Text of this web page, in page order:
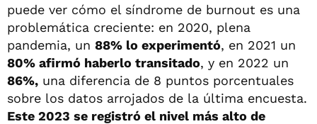
puede ver cómo el síndrome de burnout es una
problemática creciente: en 2020, plena
pandemia, un 88% lo experimentó, en 2021 un
80% afirmó haberlo transitado, y en 2022 un
86%, una diferencia de 8 puntos porcentuales
sobre los datos arrojados de la última encuesta.
Este 2023 se registró el nivel más alto de